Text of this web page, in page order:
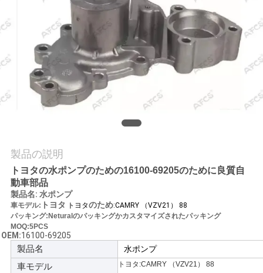
品
管
理
問
い
合
わ
せ
製品の説明
トヨタの水ポンプのための16100-69205のために良質自
動車部品
製品名: 水ポンプ
車モデル: トヨタ トヨタのため:CAMRY （VZV21） 88
パッキング:Neturalのパッキングかカスタマイズされたパッキング
MOQ:5PCS
OEM:16100-69205
製品名 水ポンプ
車モデル トヨタ:CAMRY （VZV21） 88